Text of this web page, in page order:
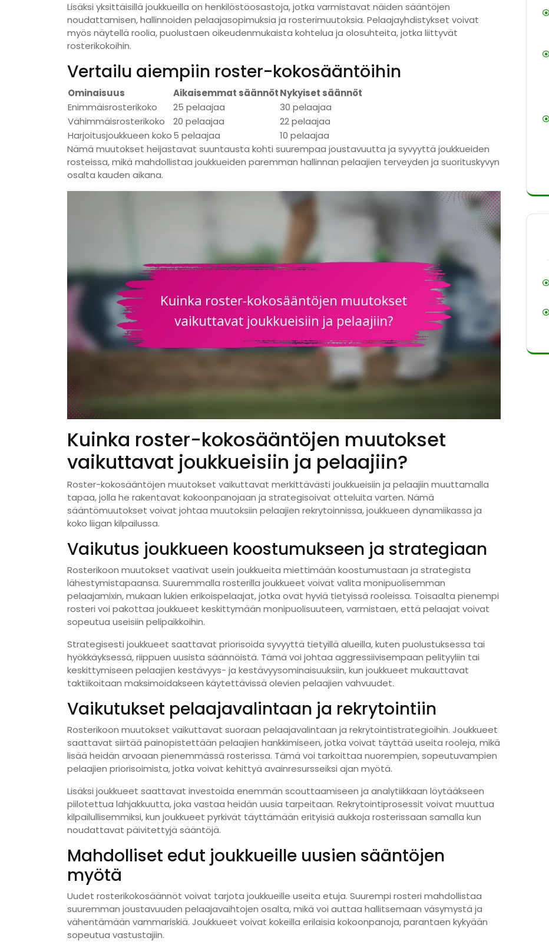
Lisäksi yksittäisillä joukkueilla on henkilöstöosastoja, jotka varmistavat näiden sääntöjen
noudattamisen, hallinnoiden pelaajasopimuksia ja rosterimuutoksia. Pelaajayhdistykset voivat
myös näytellä roolia, puolustaen oikeudenmukaista kohtelua ja olosuhteita, jotka liittyvät
rosterikokoihin.
Vertailu aiempiin roster-kokosääntöihin
Ominaisuus Aikaisemmat säännötNykyiset säännöt
Enimmäisrosterikoko
25 pelaajaa
30 pelaajaa
Vähimmäisrosterikoko
20 pelaajaa
22 pelaajaa
Harjoitusjoukkueen koko5 pelaajaa
10 pelaajaa
Nämä muutokset heijastavat suuntausta kohti suurempaa joustavuutta ja syvyyttä joukkueiden
rosteissa, mikä mahdollistaa joukkueiden paremman hallinnan pelaajien terveyden ja suorituskyvyn
osalta kauden aikana.
Kuinka roster-kokosääntöjen muutokset
vaikuttavat joukkueisiin ja pelaajiin?
Roster-kokosääntöjen muutokset vaikuttavat merkittävästi joukkueisiin ja pelaajiin muuttamalla
tapaa, jolla he rakentavat kokoonpanojaan ja strategisoivat otteluita varten. Nämä
sääntömuutokset voivat johtaa muutoksiin pelaajien rekrytoinnissa, joukkueen dynamiikassa ja
koko liigan kilpailussa.
Vaikutus joukkueen koostumukseen ja strategiaan
Rosterikoon muutokset vaativat usein joukkueita miettimään koostumustaan ja strategista
lähestymistapaansa. Suuremmalla rosterilla joukkueet voivat valita monipuolisemman
pelaajamixin, mukaan lukien erikoispelaajat, jotka ovat hyviä tietyissä rooleissa. Toisaalta pienempi
rosteri voi pakottaa joukkueet keskittymään monipuolisuuteen, varmistaen, että pelaajat voivat
sopeutua useisiin pelipaikkoihin.
Strategisesti joukkueet saattavat priorisoida syvyyttä tietyillä alueilla, kuten puolustuksessa tai
hyökkäyksessä, riippuen uusista säännöistä. Tämä voi johtaa aggressiivisempaan pelityyliin tai
keskittymiseen pelaajien kestävyys- ja kestävyysominaisuuksiin, kun joukkueet mukauttavat
taktiikoitaan maksimoidakseen käytettävissä olevien pelaajien vahvuudet.
Vaikutukset pelaajavalintaan ja rekrytointiin
Rosterikoon muutokset vaikuttavat suoraan pelaajavalintaan ja rekrytointistrategioihin. Joukkueet
saattavat siirtää painopistettään pelaajien hankkimiseen, jotka voivat täyttää useita rooleja, mikä
lisää heidän arvoaan pienemmässä rosterissa. Tämä voi tarkoittaa nuorempien, sopeutuvampien
pelaajien priorisoimista, jotka voivat kehittyä avainresursseiksi ajan myötä.
Lisäksi joukkueet saattavat investoida enemmän scouttaamiseen ja analytiikkaan löytääkseen
piilotettua lahjakkuutta, joka vastaa heidän uusia tarpeitaan. Rekrytointiprosessit voivat muuttua
kilpailullisemmiksi, kun joukkueet pyrkivät täyttämään erityisiä aukkoja rosterissaan samalla kun
noudattavat päivitettyjä sääntöjä.
Mahdolliset edut joukkueille uusien sääntöjen
myötä
Uudet rosterikokosäännöt voivat tarjota joukkueille useita etuja. Suurempi rosteri mahdollistaa
suuremman joustavuuden pelaajavaihtojen osalta, mikä voi auttaa hallitsemaan väsymystä ja
vähentämään vammariskiä. Joukkueet voivat kokeilla erilaisia kokoonpanoja, parantaen kykyään
sopeutua vastustajiin.